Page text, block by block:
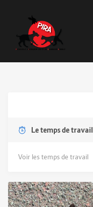
Le temps de travail
Voir les temps de travail